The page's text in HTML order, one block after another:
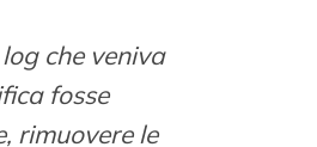
che veniva
fosse
rimuovere le